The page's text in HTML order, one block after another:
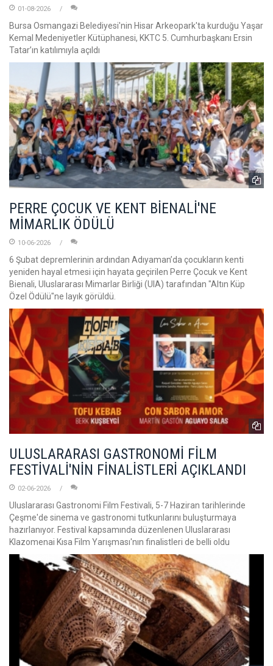
01-08-2026
Bursa Osmangazi Belediyesi'nin Hisar Arkeopark'ta kurduğu Yaşar
Kemal Medeniyetler Kütüphanesi, KKTC 5. Cumhurbaşkanı Ersin
Tatar’ın katılımıyla açıldı
PERRE ÇOCUK VE KENT BİENALİ'NE
MİMARLIK ÖDÜLÜ
10-06-2026
6 Şubat depremlerinin ardından Adıyaman’da çocukların kenti
yeniden hayal etmesi için hayata geçirilen Perre Çocuk ve Kent
Bienali, Uluslararası Mimarlar Birliği (UIA) tarafından "Altın Küp
Özel Ödülü"ne layık görüldü.
ULUSLARARASI GASTRONOMİ FİLM
FESTİVALİ'NİN FİNALİSTLERİ AÇIKLANDI
02-06-2026
Uluslararası Gastronomi Film Festivali, 5-7 Haziran tarihlerinde
Çeşme'de sinema ve gastronomi tutkunlarını buluşturmaya
hazırlanıyor. Festival kapsamında düzenlenen Uluslararası
Klazomenai Kısa Film Yarışması'nın finalistleri de belli oldu